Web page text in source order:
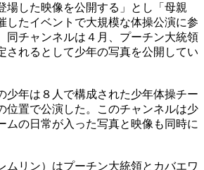
場した映像を公開する」とし「母親
したイベントで大規模な体操公演に参
同チャンネルは４月、プーチン大統領
されるとして少年の写真を公開してい
少年は８人で構成された少年体操チー
位置で公演した。このチャンネルは少
ムの日常が入った写真と映像も同時に
ムリン）はプーチン大統領とカバエワ